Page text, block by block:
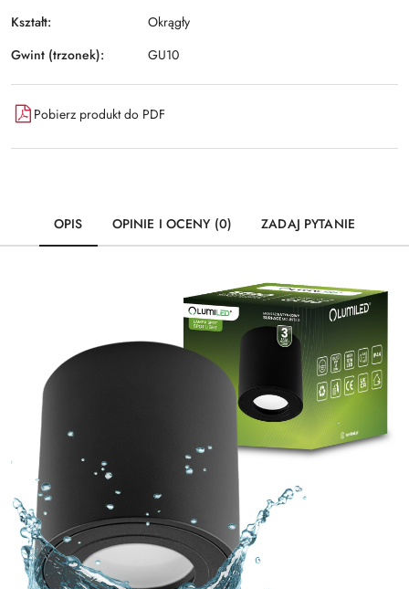
Kształt:
Okrągły
Gwint (trzonek):
GU10
Pobierz produkt do PDF
OPIS OPINIE I OCENY (0) ZADAJ PYTANIE